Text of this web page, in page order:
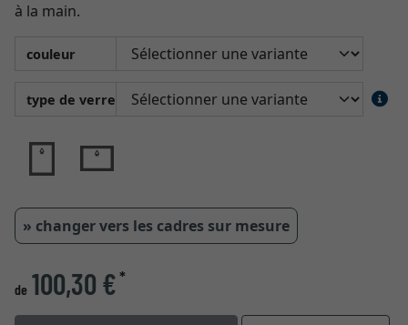
à la main.
couleur
type de verre
» changer vers les cadres sur mesure
de 100,30 €*